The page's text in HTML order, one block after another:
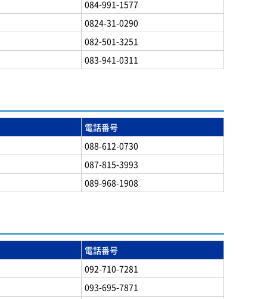
084-991-1577
0824-31-0290
082-501-3251
083-941-0311
電話番号
088-612-0730
087-815-3993
089-968-1908
電話番号
092-710-7281
093-695-7871